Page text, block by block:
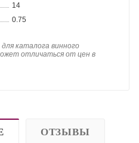
14
0.75
каталога винного
отличаться от цен в
ОТЗЫВЫ